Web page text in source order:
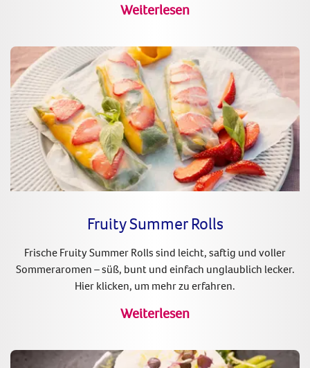
Weiterlesen
Fruity Summer Rolls
Frische Fruity Summer Rolls sind leicht, saftig und voller
Sommeraromen – süß, bunt und einfach unglaublich lecker.
Hier klicken, um mehr zu erfahren.
Weiterlesen